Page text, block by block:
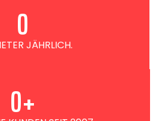
JÄHRLICH.
0
0+